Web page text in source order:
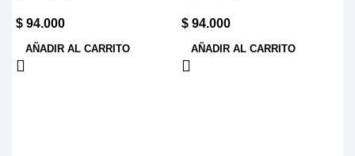
$ 94.000
AÑADIR AL CARRITO
$94.000
AÑADIR AL CARRITO